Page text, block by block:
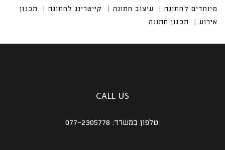
CALL US
טלפון במשרד: 077-2305778